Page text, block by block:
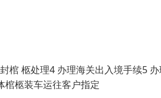
棺 柩处理4 办理海关出入境手续5
棺柩装车运往客户指定